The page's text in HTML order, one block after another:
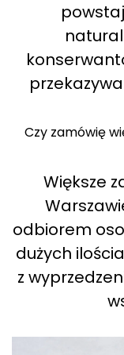
Czy zamówię
Większe
odbiorem
dużych
z